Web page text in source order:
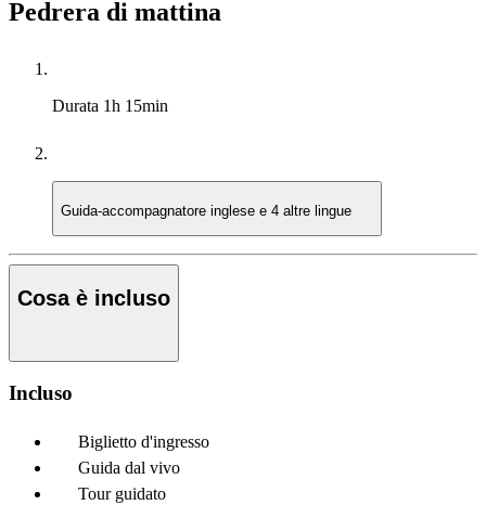
Pedrera di mattina
Durata 1h 15min
Guida-accompagnatore inglese e 4 altre lingue
Cosa è incluso
Incluso
Biglietto d'ingresso
Guida dal vivo
Tour guidato